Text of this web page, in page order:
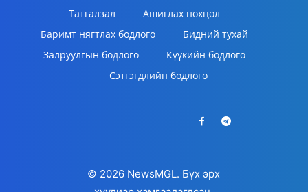
Татгалзал
Ашиглах нөхцөл
Баримт нягтлах бодлого
Бидний тухай
Залруулгын бодлого
Күүкийн бодлого
Сэтгэгдлийн бодлого
© 2026 NewsMGL. Бүх эрх